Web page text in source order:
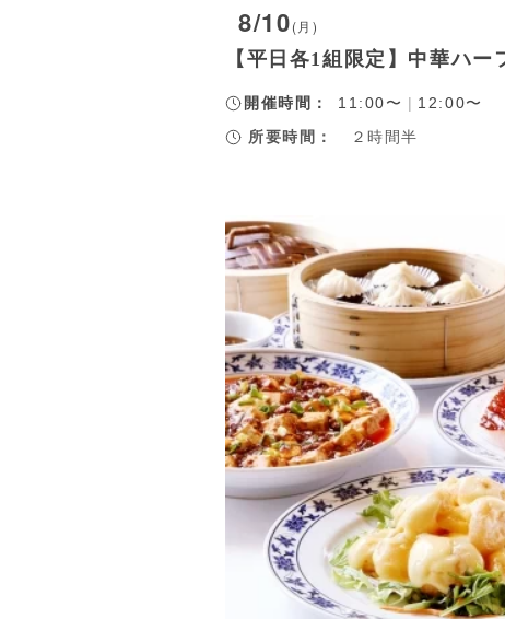
8/10(月)
【平日各1組限定】中華ハ
開催時間： 11:00〜 | 12:00〜
所要時間：
２時間半